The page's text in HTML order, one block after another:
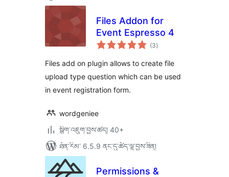
Files Addon for
Event Espresso 4
(3གདེང་
འཇོག་
ཚང་།
)
Files add on plugin allows to create file
upload type question which can be used
in event registration form.
wordgeniee
སྒྲིག་འཇུག་བྱས་ཚད། 40+
ཐོན་རིམ་ 6.5.9 ནང་དུ་ཚོད་ལྟ་བྱས་ཟིན།
Permissions &